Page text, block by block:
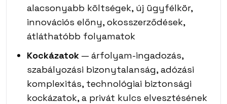
alacsonyabb költségek, új ügyfélkör,
innovációs előny, okosszerződések,
átláthatóbb folyamatok
Kockázatok — árfolyam-ingadozás,
szabályozási bizonytalanság, adózási
komplexitás, technológiai biztonsági
kockázatok, a privát kulcs elvesztésének